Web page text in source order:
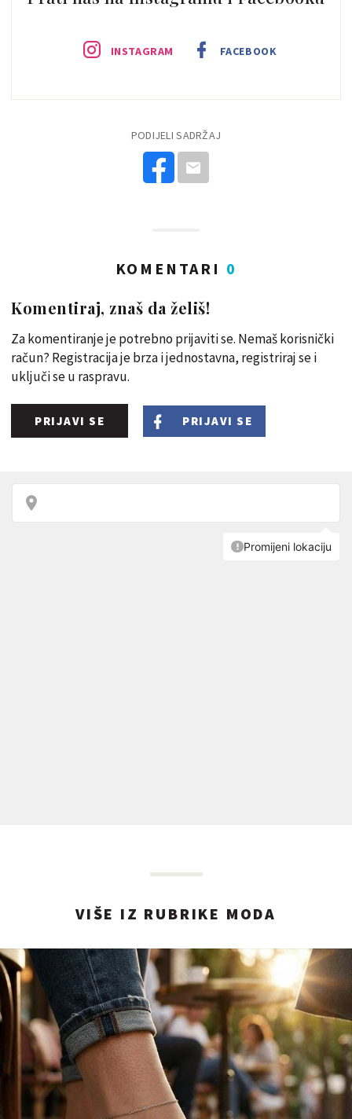
INSTAGRAM FACEBOOK
PODIJELI SADRŽAJ
KOMENTARI 0
Komentiraj, znaš da želiš!
Za komentiranje je potrebno prijaviti se. Nemaš korisnički
račun? Registracija je brza i jednostavna, registriraj se i
uključi se u raspravu.
PRIJAVI SE PRIJAVI SE
VIŠE IZ RUBRIKE MODA